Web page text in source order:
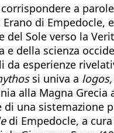
a
di
Sole verso la
della scienza
esperienze
si univa a logos,
alla Magna
una sistemazione
di Empedocle, a